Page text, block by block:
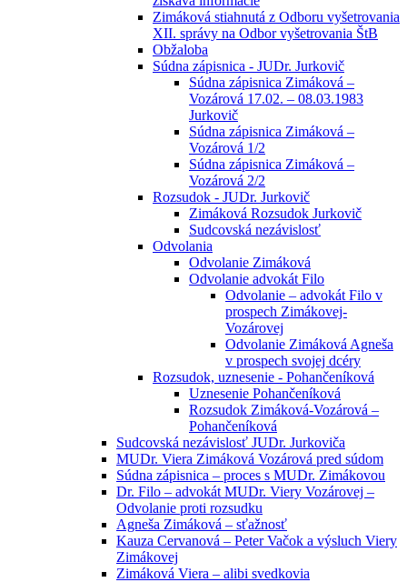
Zimáková stiahnutá z Odboru vyšetrovania
XII. správy na Odbor vyšetrovania ŠtB
Obžaloba
Súdna zápisnica - JUDr. Jurkovič
Súdna zápisnica Zimáková –
Vozárová 17.02. – 08.03.1983
Jurkovič
Súdna zápisnica Zimáková –
Vozárová 1/2
Súdna zápisnica Zimáková –
Vozárová 2/2
Rozsudok - JUDr. Jurkovič
Zimáková Rozsudok Jurkovič
Sudcovská nezávislosť
Odvolania
Odvolanie Zimáková
Odvolanie advokát Filo
Odvolanie – advokát Filo v
prospech Zimákovej-
Vozárovej
Odvolanie Zimáková Agneša
v prospech svojej dcéry
Rozsudok, uznesenie - Pohančeníková
Uznesenie Pohančeníková
Rozsudok Zimáková-Vozárová –
Pohančeníková
Sudcovská nezávislosť JUDr. Jurkoviča
MUDr. Viera Zimáková Vozárová pred súdom
Súdna zápisnica – proces s MUDr. Zimákovou
Dr. Filo – advokát MUDr. Viery Vozárovej –
Odvolanie proti rozsudku
Agneša Zimáková – sťažnosť
Kauza Cervanová – Peter Vačok a výsluch Viery
Zimákovej
Zimáková Viera – alibi svedkovia